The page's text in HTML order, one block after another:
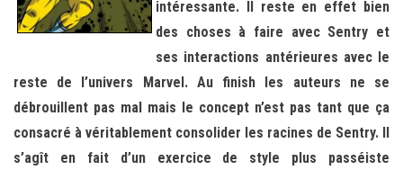
intéressante. Il reste en effet bien
des choses à faire avec Sentry et
ses interactions antérieures avec le
reste de l’univers Marvel. Au finish les auteurs ne se
débrouillent pas mal mais le concept n’est pas tant que ça
consacré à véritablement consolider les racines de Sentry. Il
s’agît en fait d’un exercice de style plus passéiste